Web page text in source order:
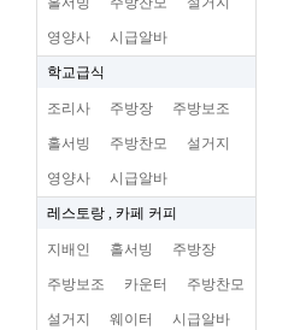
영양사 시급알바
학교급식
조리사 주방장 주방보조
홀서빙 주방찬모 설거지
영양사 시급알바
레스토랑 , 카페 커피
지배인 홀서빙 주방장
주방보조 카운터 주방찬모
설거지 웨이터 시급알바